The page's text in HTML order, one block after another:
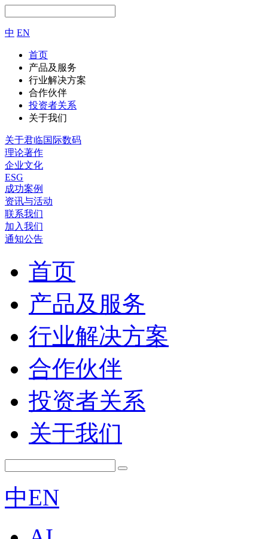
中 EN
首页
产品及服务
行业解决方案
合作伙伴
投资者关系
关于我们
关于君临国际数码
理论著作
企业文化
ESG
成功案例
资讯与活动
联系我们
加入我们
通知公告
首页
产品及服务
行业解决方案
合作伙伴
投资者关系
关于我们
中EN